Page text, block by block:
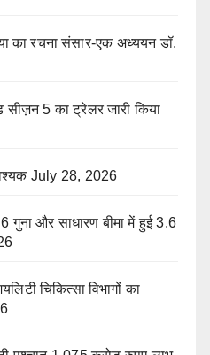
का रचना संसार-एक अध्ययन डॉ.
5 का ट्रेलर जारी किया
July 28, 2026
गुना और साधारण बीमा में हुई 3.6
चिकित्सा विभागों का